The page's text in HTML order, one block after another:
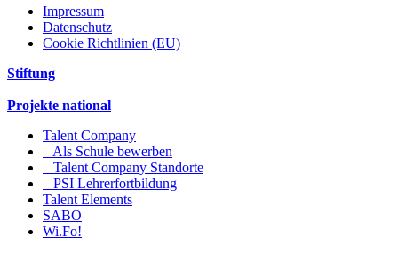
Impressum
Datenschutz
Cookie Richtlinien (EU)
Stiftung
Projekte national
Talent Company
Als Schule bewerben
Talent Company Standorte
PSI Lehrerfortbildung
Talent Elements
SABO
Wi.Fo!